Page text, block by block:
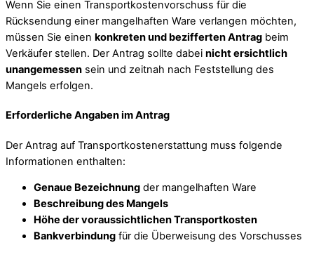
Wenn Sie einen Transportkostenvorschuss für die
Rücksendung einer mangelhaften Ware verlangen möchten,
müssen Sie einen konkreten und bezifferten Antrag beim
Verkäufer stellen. Der Antrag sollte dabei nicht ersichtlich
unangemessen sein und zeitnah nach Feststellung des
Mangels erfolgen.
Erforderliche Angaben im Antrag
Der Antrag auf Transportkostenerstattung muss folgende
Informationen enthalten:
Genaue Bezeichnung der mangelhaften Ware
Beschreibung des Mangels
Höhe der voraussichtlichen Transportkosten
Bankverbindung für die Überweisung des Vorschusses